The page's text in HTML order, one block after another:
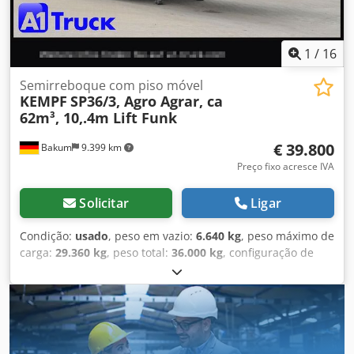
1 / 16
Bakum 9.399 km
Semirreboque com piso móvel
KEMPF SP36/3, Agro Agrar, ca
62m³, 10,.4m Lift Funk
€ 39.800
Preço fixo acresce IVA
Solicitar Ligar
Condição: usado, peso em vazio: 6.640 kg, peso máximo de
carga: 29.360 kg, peso total: 36.000 kg, configuração de
, primeira matrícula:
espaço de carga:10.350 mm, largura do espaço de carga:
2.460 mm, altura do espaço de carga:2.400 mm
, volume
do espaço de carga:61 m³, comprimento total:10.350 mm ,
suspensão: ar, tamanho do pneu: 385/65 22,5, estado dos